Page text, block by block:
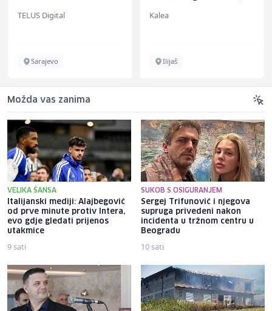
bekannten deutschen
TELUS Digital
Sarajevo
Kalea
Ilijaš
Možda vas zanima
VELIKA ŠANSA
Italijanski mediji: Alajbegović
od prve minute protiv Intera,
evo gdje gledati prijenos
utakmice
9 sati
SUKOB S OSIGURANJEM
Sergej Trifunović i njegova
supruga privedeni nakon
incidenta u tržnom centru u
Beogradu
10 sati